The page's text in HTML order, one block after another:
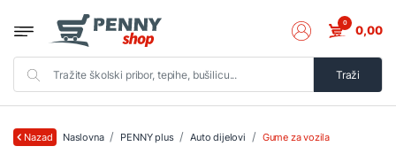
Traži
0 0,00
Nazad Naslovna PENNY plus Auto dijelovi Gume za vozila